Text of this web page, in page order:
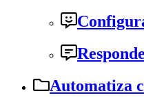
Automatiza